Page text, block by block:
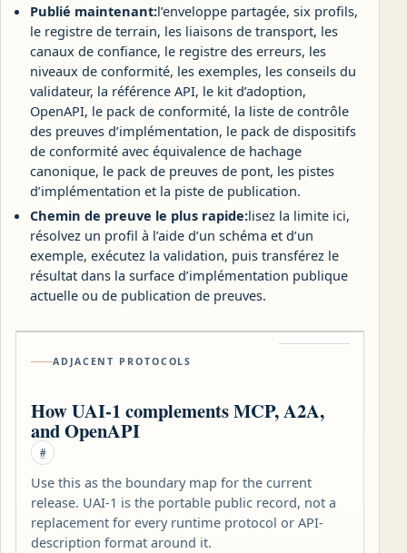
Publié maintenant:l’enveloppe partagée, six profils,
le registre de terrain, les liaisons de transport, les
canaux de confiance, le registre des erreurs, les
niveaux de conformité, les exemples, les conseils du
validateur, la référence API, le kit d’adoption,
OpenAPI, le pack de conformité, la liste de contrôle
des preuves d’implémentation, le pack de dispositifs
de conformité avec équivalence de hachage
canonique, le pack de preuves de pont, les pistes
d’implémentation et la piste de publication.
Chemin de preuve le plus rapide:lisez la limite ici,
résolvez un profil à l’aide d’un schéma et d’un
exemple, exécutez la validation, puis transférez le
résultat dans la surface d’implémentation publique
actuelle ou de publication de preuves.
ADJACENT PROTOCOLS
How UAI-1 complements MCP, A2A,
and OpenAPI
#
Use this as the boundary map for the current
release. UAI-1 is the portable public record, not a
replacement for every runtime protocol or API-
description format around it.